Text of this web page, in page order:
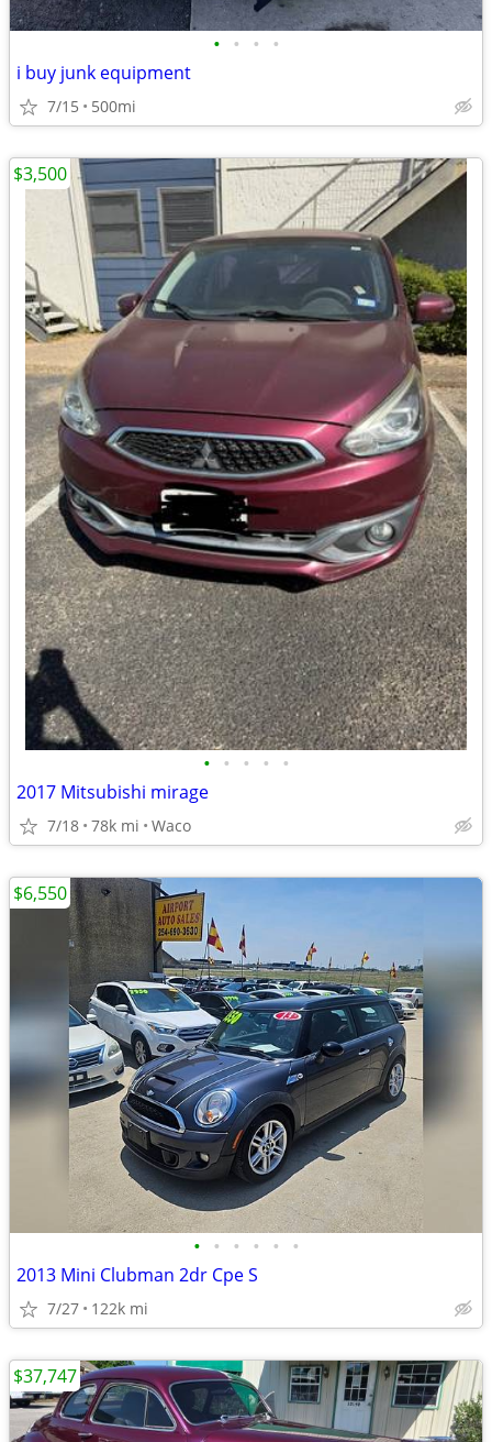
• • • •
i buy junk equipment
7/15 500mi
• • • • •
2017 Mitsubishi mirage
7/18 78k mi Waco
$3,500
• • • • • •
2013 Mini Clubman 2dr Cpe S
7/27 122k mi
$6,550
$37,747